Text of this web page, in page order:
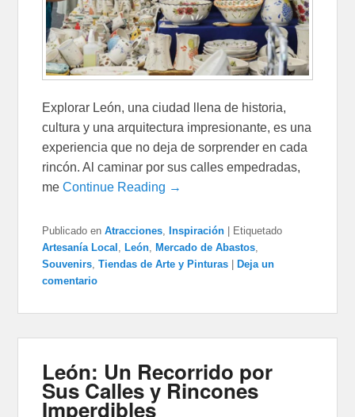
Explorar León, una ciudad llena de historia,
cultura y una arquitectura impresionante, es una
experiencia que no deja de sorprender en cada
rincón. Al caminar por sus calles empedradas,
meContinue Reading →
Publicado en Atracciones, Inspiración
Etiquetado
Artesanía Local , León, Mercado de Abastos,
Souvenirs,Tiendas de Arte y Pinturas
Deja un
comentario
León: Un Recorrido por
Sus Calles y Rincones
Imperdibles